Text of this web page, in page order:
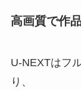
高画質で作
U-NEXTはフ
り、